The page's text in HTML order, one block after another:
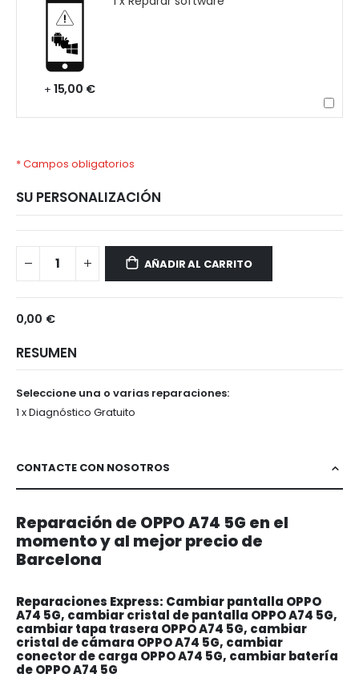
+ 15,00 €
* Campos obligatorios
SU PERSONALIZACIÓN
AÑADIR AL CARRITO
0,00 €
RESUMEN
Seleccione una o varias reparaciones:
1 x Diagnóstico Gratuito
CONTACTE CON NOSOTROS
Reparación de OPPO A74 5G en el
momento y al mejor precio de
Barcelona
Reparaciones Express: Cambiar pantalla OPPO
A74 5G, cambiar cristal de pantalla OPPO A74 5G,
cambiar tapa trasera OPPO A74 5G, cambiar
cristal de cámara OPPO A74 5G, cambiar
conector de carga OPPO A74 5G, cambiar batería
de OPPO A74 5G